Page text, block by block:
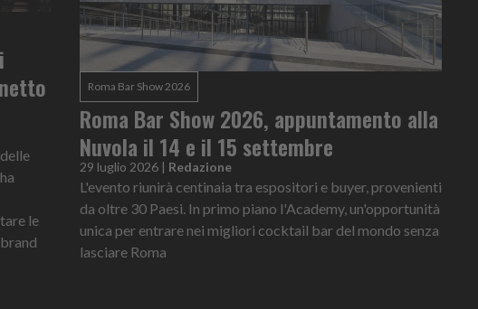
le
Roma Bar Show 2026
Roma Bar Show 2026, appuntamento alla
Nuvola il 14 e il 15 settembre
29 luglio 2026 | Redazione
L'evento riunirà centinaia tra espositori e buyer, provenienti
da oltre 30 Paesi. In primo piano l'Academy, un'opportunità
unica per entrare nei migliori cocktail bar del mondo senza
lasciare Roma